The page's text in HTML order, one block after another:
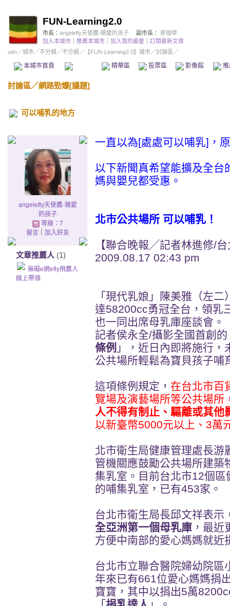
FUN-Learning2.0
市長： angelefly天使鷹-親愛的孩子 副市長：
麥咖啡
加入本城市
推薦本城市 加入我的最愛
訂閱最新文章
udn／城市／不分類 ／不分類 ／ 【FUN-Learning2.0】城市／討論區／
本城市首頁 精華區 投票區 影像館
討論區／網路勁爆[議題]
可以哺乳的地方
angelefly天使鷹-親愛
的孩子
等級：7
留言｜ 加入好友
文章推薦人 (1)
無礙e網efly飛鷹人
線上帶領
一直以為[處處可以哺乳]，
以下新聞真希望能擴及全台
媽與嬰兒都受惠。
北市公共場所 可以哺乳！
【聯合晚報╱記者林進修/
2009.08.17 02:43 pm
「現代乳娘」陳美雅（左
達58200cc勇冠全台，領乳
也一同出席母乳庫座談會。
記者侯永全/攝影全國首創的
條例 」，近日內即將施行
公共場所輕鬆為寶貝孩子哺
這項條例規定， 在台北市百
覽場及演藝場所等公共場所
人不得有制止、驅離或其他
以新臺幣5000元以上、3萬
北市衛生局健康管理處長游
管機關應鼓勵公共場所建築
集乳室。目前台北市12個
的哺集乳室，已有453家。
台北市衛生局長邱文祥表示
全亞洲第一個母乳庫 ，最
方便中南部的愛心媽媽就近
台北市立聯合醫院婦幼院區
年來已有661位愛心媽媽捐
寶寶，其中以捐出5萬